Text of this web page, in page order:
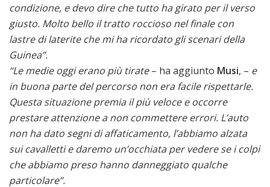
condizione, e devo dire che tutto ha girato per il verso
giusto. Molto bello il tratto roccioso nel finale con
lastre di laterite che mi ha ricordato gli scenari della
Guinea”.
“Le medie oggi erano più tirate– ha aggiunto Musi, – e
in buona parte del percorso non era facile rispettarle.
Questa situazione premia il più veloce e occorre
prestare attenzione a non commettere errori. L’auto
non ha dato segni di affaticamento, l’abbiamo alzata
sui cavalletti e daremo un’occhiata per vedere se i colpi
che abbiamo preso hanno danneggiato qualche
particolare”.